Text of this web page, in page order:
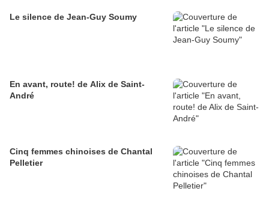
Le silence de Jean-Guy Soumy
En avant, route! de Alix de Saint-
André
Cinq femmes chinoises de Chantal
Pelletier